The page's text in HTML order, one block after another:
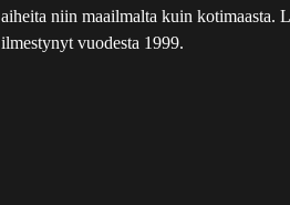
aiheita niin maailmalta kuin kotimaasta.
ilmestynyt vuodesta 1999.